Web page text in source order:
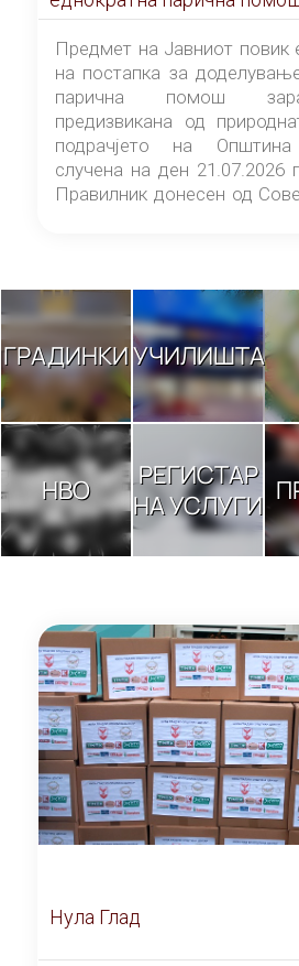
штетата предизвикана од природната
непогода на подрачјето
Центар-Скопје случена на ден 21.07.2026
година
Предмет на Јавниот повик
на постапка за
парична помош
предизвикана од
подрачјето на Општина
случена на ден 21.07.2026
Правилник донесен од
ГРАДИНКИУЧИЛИШТА
НВО
РЕГИСТАР
НА УСЛУГИ
Нула Глад